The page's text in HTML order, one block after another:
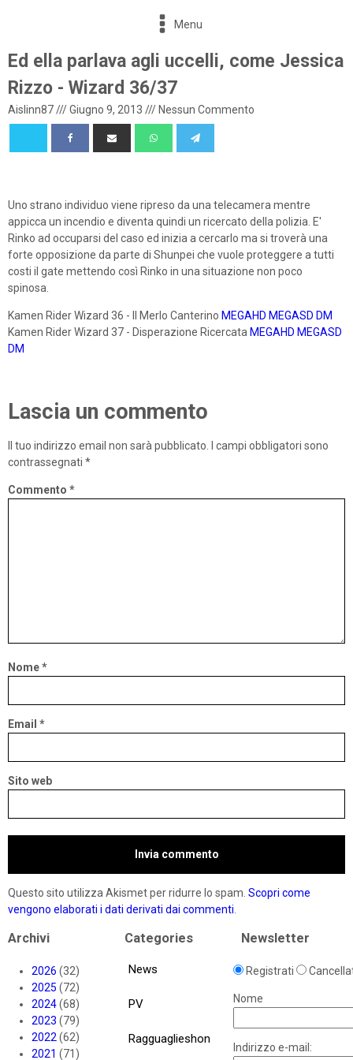
Menu
Ed ella parlava agli uccelli, come Jessica
Rizzo - Wizard 36/37
Aislinn87///Giugno 9, 2013 /// Nessun Commento
Uno strano individuo viene ripreso da una telecamera mentre
appicca un incendio e diventa quindi un ricercato della polizia. E'
Rinko ad occuparsi del caso ed inizia a cercarlo ma si troverà una
forte opposizione da parte di Shunpei che vuole proteggere a tutti
costi il gate mettendo così Rinko in una situazione non poco
spinosa.
Kamen Rider Wizard 36 - Il Merlo Canterino MEGAHD MEGASD DM
Kamen Rider Wizard 37 - Disperazione Ricercata MEGAHD MEGASD
DM
Lascia un commento
Il tuo indirizzo email non sarà pubblicato.
I campi obbligatori sono
contrassegnati *
Commento *
Nome*
Email *
Sito web
Questo sito utilizza Akismet per ridurre lo spam. Scopri come
vengono elaborati i dati derivati dai commenti.
Archivi
2026 (32)
2025 (72)
2024(68)
2023 (79)
2022(62)
2021 (71)
Categories
News
PV
Ragguaglieshon
Newsletter
Registrati
Nome
Indirizzo e-mail: